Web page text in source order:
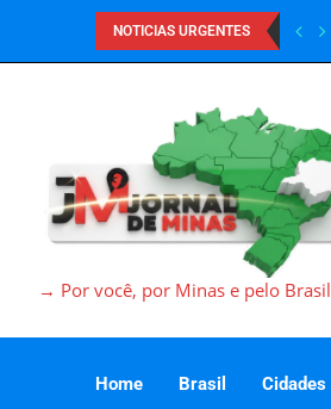
NOTICIAS URGENTES
→ Por você, por Minas e pelo Brasil
Home Brasil Cidades